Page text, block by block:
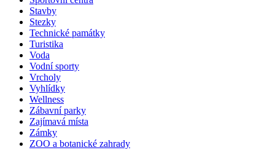
Stavby
Stezky
Technické památky
Turistika
Voda
Vodní sporty
Vrcholy
Vyhlídky
Wellness
Zábavní parky
Zajímavá místa
Zámky
ZOO a botanické zahrady